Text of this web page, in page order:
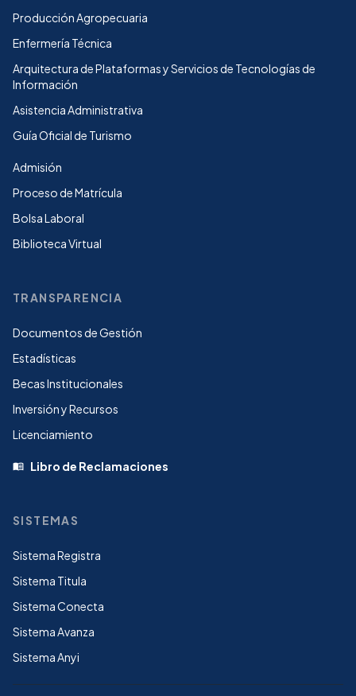
Producción Agropecuaria
Enfermería Técnica
Arquitectura de Plataformas y Servicios de Tecnologías de
Información
Asistencia Administrativa
Guía Oficial de Turismo
Admisión
Proceso de Matrícula
Bolsa Laboral
Biblioteca Virtual
TRANSPARENCIA
Documentos de Gestión
Estadísticas
Becas Institucionales
Inversión y Recursos
Licenciamiento
menu_book Libro de Reclamaciones
SISTEMAS
Sistema Registra
Sistema Titula
Sistema Conecta
Sistema Avanza
Sistema Anyi